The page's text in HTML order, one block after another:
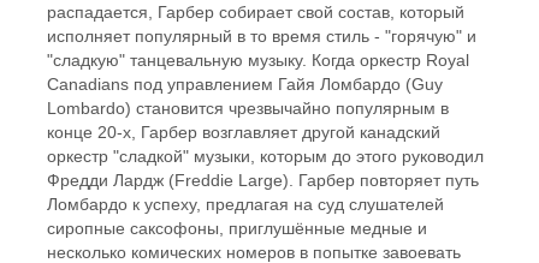
распадается, Гарбер собирает свой состав, который
исполняет популярный в то время стиль - "горячую" и
"сладкую" танцевальную музыку. Когда оркестр Royal
Canadians под управлением Гайя Ломбардо (Guy
Lombardo) становится чрезвычайно популярным в
конце 20-х, Гарбер возглавляет другой канадский
оркестр "сладкой" музыки, которым до этого руководил
Фредди Лардж (Freddie Large). Гарбер повторяет путь
Ломбардо к успеху, предлагая на суд слушателей
сиропные саксофоны, приглушённые медные и
несколько комических номеров в попытке завоевать